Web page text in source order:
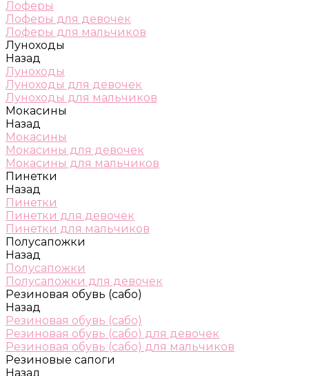
Лоферы
Лоферы для девочек
Лоферы для мальчиков
Луноходы
Назад
Луноходы
Луноходы для девочек
Луноходы для мальчиков
Мокасины
Назад
Мокасины
Мокасины для девочек
Мокасины для мальчиков
Пинетки
Назад
Пинетки
Пинетки для девочек
Пинетки для мальчиков
Полусапожки
Назад
Полусапожки
Полусапожки для девочек
Резиновая обувь (сабо)
Назад
Резиновая обувь (сабо)
Резиновая обувь (сабо) для девочек
Резиновая обувь (сабо) для мальчиков
Резиновые сапоги
Назад